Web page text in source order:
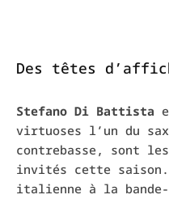
Des têtes
Stefano Di Battista
virtuoses l’un du
contrebasse, sont les
invités cette
italienne à la bande-